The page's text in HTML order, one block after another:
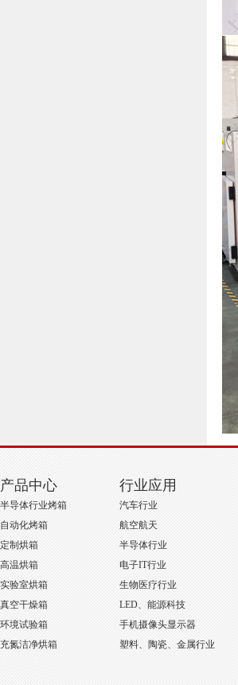
产品中心
半导体行业烤箱
自动化烤箱
定制烘箱
高温烘箱
实验室烘箱
真空干燥箱
环境试验箱
充氮洁净烘箱
行业应用
汽车行业
航空航天
半导体行业
电子IT行业
生物医疗行业
LED、能源科技
手机摄像头显示器
塑料、陶瓷、金属行业